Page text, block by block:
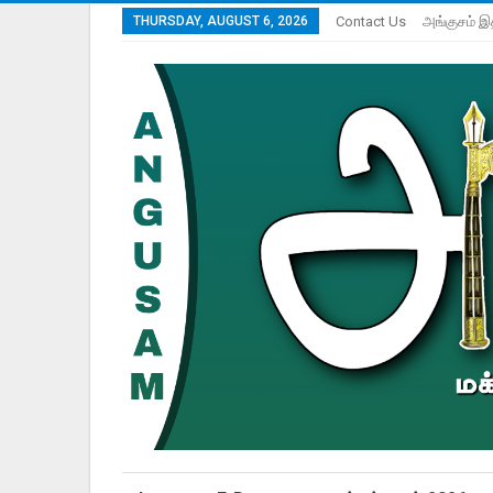
THURSDAY, AUGUST 6, 2026 Contact Us அங்குசம்